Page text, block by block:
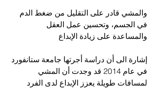
والمشي قادر على التقليل من ضغط الدم
في الجسم، وتحسين عمل العقل
والمساعدة على زيادة الإبداع
إشارة الى أن دراسة أجرتها جامعة ستانفورد
في عام 2014 قد وجدت أن المشي
لمسافات طويلة يعزز الإبداع لدى الفرد